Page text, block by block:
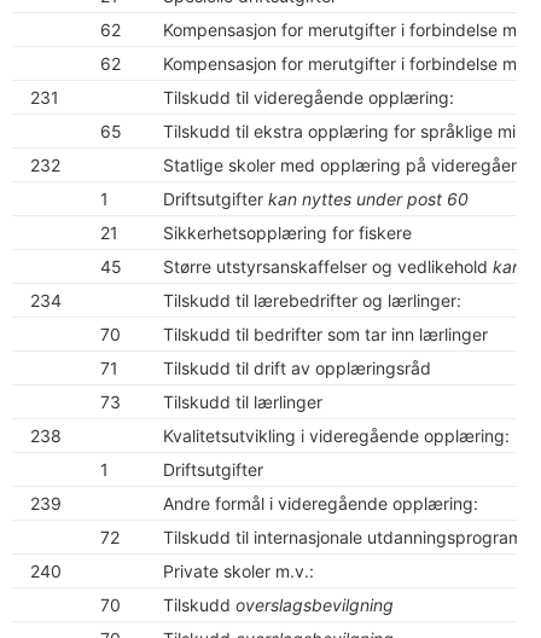
62
Kompensasjon for merutgifter i forbindelse
62
Kompensasjon for merutgifter i forbindelse
231
Tilskudd til videregående opplæring:
65
Tilskudd til ekstra opplæring for språklige
232
Statlige skoler med opplæring på
1
Driftsutgifter kan nyttes under post 60
21
Sikkerhetsopplæring for fiskere
45
Større utstyrsanskaffelser og vedlikehold kan
234
Tilskudd til lærebedrifter og lærlinger:
70
Tilskudd til bedrifter som tar inn lærlinger
71
Tilskudd til drift av opplæringsråd
73
Tilskudd til lærlinger
238
Kvalitetsutvikling i videregående opplæring:
1
Driftsutgifter
239
Andre formål i videregående opplæring:
72
Tilskudd til internasjonale
240
Private skoler m.v.:
70
Tilskudd overslagsbevilgning